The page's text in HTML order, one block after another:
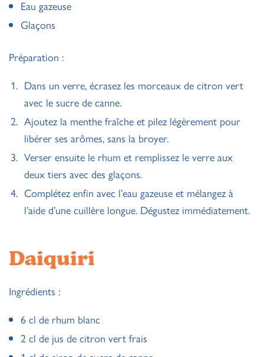
Eau gazeuse
Glaçons
Préparation :
Dans un verre, écrasez les morceaux de citron vert
avec le sucre de canne.
Ajoutez la menthe fraîche et pilez légèrement pour
libérer ses arômes, sans la broyer.
Verser ensuite le rhum et remplissez le verre aux
deux tiers avec des glaçons.
Complétez enfin avec l’eau gazeuse et mélangez à
l’aide d’une cuillère longue. Dégustez immédiatement.
Daiquiri
Ingrédients :
6 cl de rhum blanc
2 cl de jus de citron vert frais